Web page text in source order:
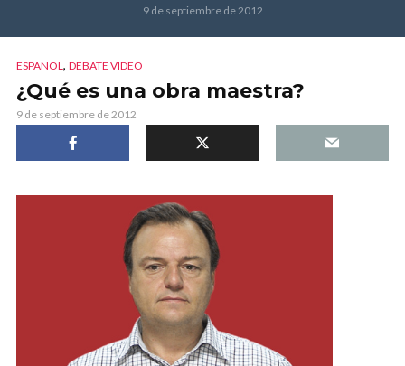
9 de septiembre de 2012
ESPAÑOL, DEBATE VIDEO
¿Qué es una obra maestra?
9 de septiembre de 2012